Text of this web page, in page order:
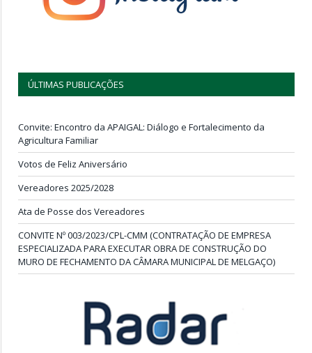
ÚLTIMAS PUBLICAÇÕES
Convite: Encontro da APAIGAL: Diálogo e Fortalecimento da
Agricultura Familiar
Votos de Feliz Aniversário
Vereadores 2025/2028
Ata de Posse dos Vereadores
CONVITE Nº 003/2023/CPL-CMM (CONTRATAÇÃO DE EMPRESA
ESPECIALIZADA PARA EXECUTAR OBRA DE CONSTRUÇÃO DO
MURO DE FECHAMENTO DA CÂMARA MUNICIPAL DE MELGAÇO)